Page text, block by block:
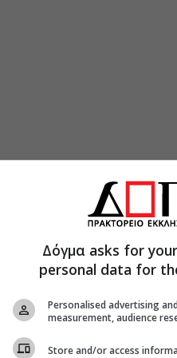
καθησυχάσουν, εσύ πάλι
πρώτα, έρχονται απανωτά
και ως Θεός
Δόγμα asks for
personal data for
Personalised advertising
measurement, audience
Store and/or access